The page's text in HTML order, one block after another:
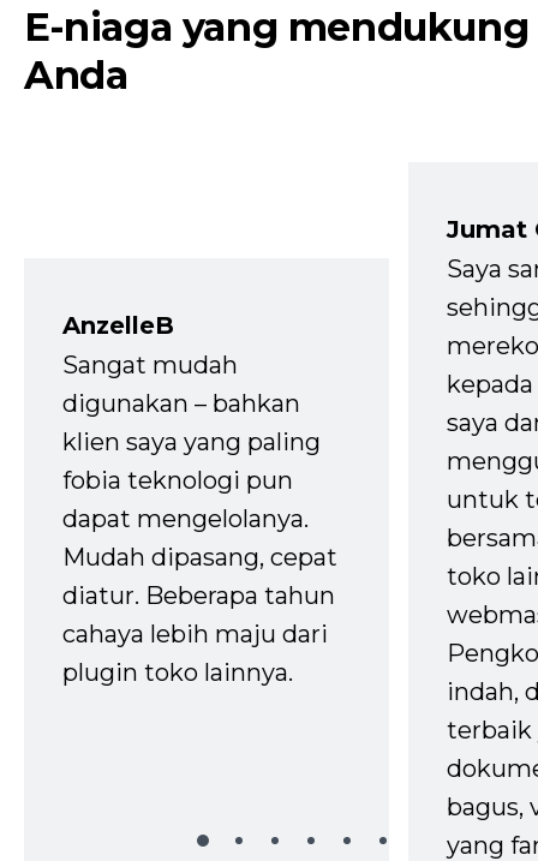
E-niaga yang mendukung
Anda
AnzelleB
Sangat mudah
digunakan – bahkan
klien saya yang paling
fobia teknologi pun
dapat mengelolanya.
Mudah dipasang, cepat
diatur. Beberapa tahun
cahaya lebih maju dari
plugin toko lainnya.
Jumat
Saya
saya
untuk
toko
indah,
terbaik
bagus,
yang